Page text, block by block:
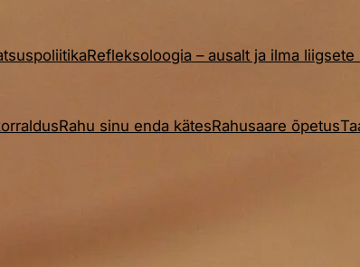
Refleksoloogia – ausalt ja ilma liigsete
Rahu sinu enda kätesRahusaare õpetus